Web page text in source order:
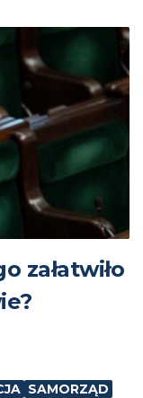
załatwiło
SAMORZĄD